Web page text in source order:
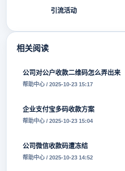
引流活动
相关阅读
公司对公户收款二维码怎么弄出来
帮助中心 / 2025-10-23 15:17
企业支付宝多码收款方案
帮助中心 / 2025-10-23 15:04
公司微信收款码遭冻结
帮助中心 / 2025-10-23 14:52